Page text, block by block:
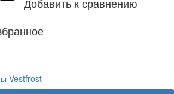
Vestfrost